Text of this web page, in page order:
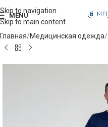
Skip to navigation
Skip to main content
MENU
Главная Медицинская одежда